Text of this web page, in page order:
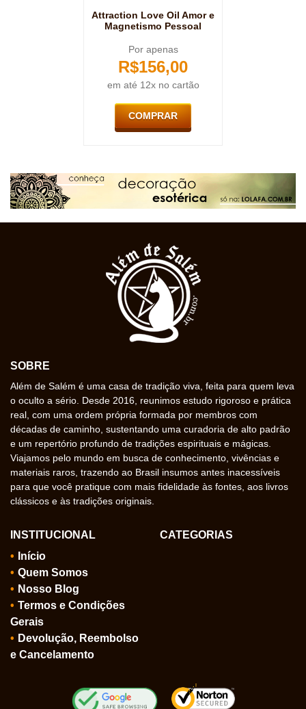
Attraction Love Oil Amor e
Magnetismo Pessoal
Por apenas
R$156,00
em até 12x no cartão
COMPRAR
SOBRE
Além de Salém é uma casa de tradição viva, feita para quem leva
o oculto a sério. Desde 2016, reunimos estudo rigoroso e prática
real, com uma ordem própria formada por membros com
décadas de caminho, sustentando uma curadoria de alto padrão
e um repertório profundo de tradições espirituais e mágicas.
Viajamos pelo mundo em busca de conhecimento, vivências e
materiais raros, trazendo ao Brasil insumos antes inacessíveis
para que você pratique com mais fidelidade às fontes, aos livros
clássicos e às tradições originais.
INSTITUCIONAL
Início
Quem Somos
Nosso Blog
Termos e Condições
Gerais
Devolução, Reembolso
e Cancelamento
CATEGORIAS